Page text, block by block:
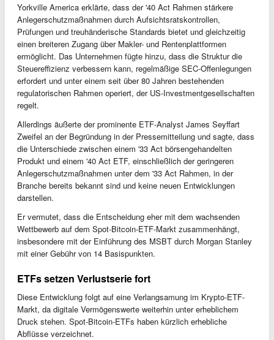
Yorkville America erklärte, dass der '40 Act Rahmen stärkere
Anlegerschutzmaßnahmen durch Aufsichtsratskontrollen,
Prüfungen und treuhänderische Standards bietet und gleichzeitig
einen breiteren Zugang über Makler- und Rentenplattformen
ermöglicht. Das Unternehmen fügte hinzu, dass die Struktur die
Steuereffizienz verbessern kann, regelmäßige SEC-Offenlegungen
erfordert und unter einem seit über 80 Jahren bestehenden
regulatorischen Rahmen operiert, der US-Investmentgesellschaften
regelt.
Allerdings äußerte der prominente ETF-Analyst James Seyffart
Zweifel an der Begründung in der Pressemitteilung und sagte, dass
die Unterschiede zwischen einem '33 Act börsengehandelten
Produkt und einem '40 Act ETF, einschließlich der geringeren
Anlegerschutzmaßnahmen unter dem '33 Act Rahmen, in der
Branche bereits bekannt sind und keine neuen Entwicklungen
darstellen.
Er vermutet, dass die Entscheidung eher mit dem wachsenden
Wettbewerb auf dem Spot-Bitcoin-ETF-Markt zusammenhängt,
insbesondere mit der Einführung des MSBT durch Morgan Stanley
mit einer Gebühr von 14 Basispunkten.
ETFs setzen Verlustserie fort
Diese Entwicklung folgt auf eine Verlangsamung im Krypto-ETF-
Markt, da digitale Vermögenswerte weiterhin unter erheblichem
Druck stehen. Spot-Bitcoin-ETFs haben kürzlich erhebliche
Abflüsse verzeichnet.